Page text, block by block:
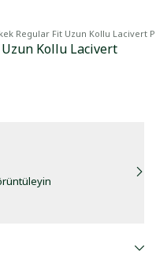
Regular Fit Uzun Kollu Lacivert
Kollu Lacivert